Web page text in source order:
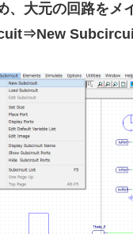
、大元の回路をメ
Subcircuit